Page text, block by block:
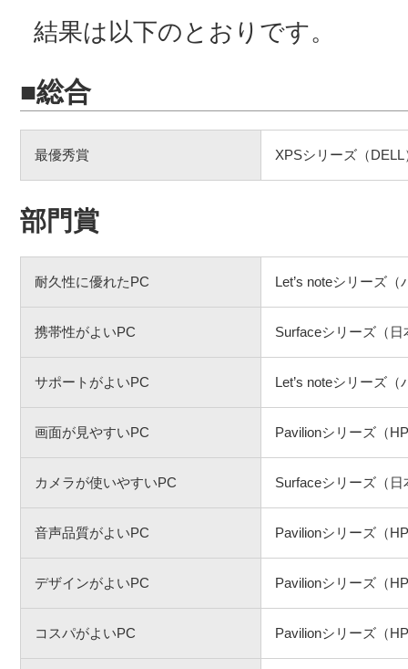
結果は以下のとおりです。
■総合
最優秀賞 XPSシリーズ（DELL
部門賞
耐久性に優れたPC Let’s noteシリーズ
携帯性がよいPC Surfaceシリーズ（
サポートがよいPC Let’s noteシリーズ
画面が見やすいPC Pavilionシリーズ（
カメラが使いやすいPC Surfaceシリーズ（
音声品質がよいPC Pavilionシリーズ（
デザインがよいPC Pavilionシリーズ（
コスパがよいPC Pavilionシリーズ（